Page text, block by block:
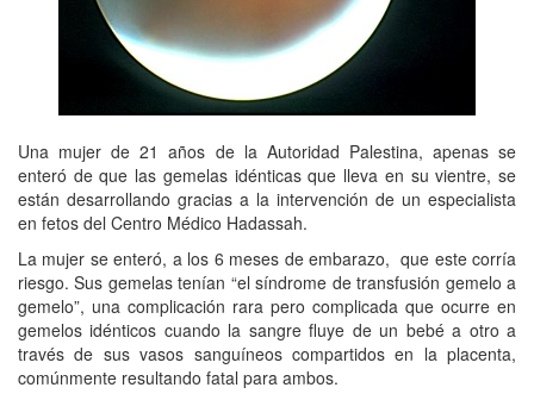
Una mujer de 21 años de la Autoridad Palestina, apenas se
enteró de que las gemelas idénticas que lleva en su vientre, se
están desarrollando gracias a la intervención de un especialista
en fetos del Centro Médico Hadassah.
La mujer se enteró, a los 6 meses de embarazo, que este corría
riesgo. Sus gemelas tenían “el síndrome de transfusión gemelo a
gemelo”, una complicación rara pero complicada que ocurre en
gemelos idénticos cuando la sangre fluye de un bebé a otro a
través de sus vasos sanguíneos compartidos en la placenta,
comúnmente resultando fatal para ambos.